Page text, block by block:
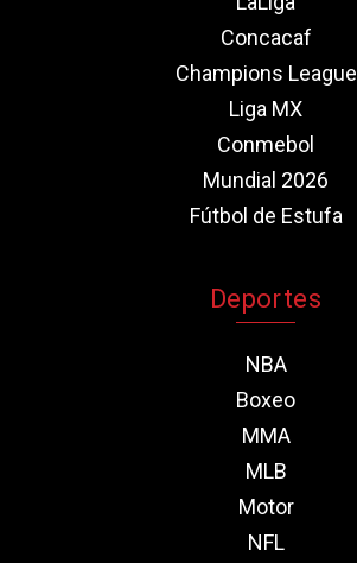
Concacaf
Champions League
Liga MX
Conmebol
Mundial 2026
Fútbol de Estufa
Deportes
NBA
Boxeo
MMA
MLB
Motor
NFL